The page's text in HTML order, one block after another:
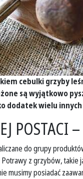
cebulki grzyby
są wyjątkowo
dodatek wielu
POSTACI
do grupy
z grzybów,
musimy posiadać